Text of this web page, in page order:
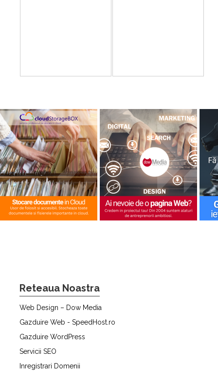
Reteaua Noastra
Web Design – Dow Media
Gazduire Web - SpeedHost.ro
Gazduire WordPress
Servicii SEO
Inregistrari Domenii